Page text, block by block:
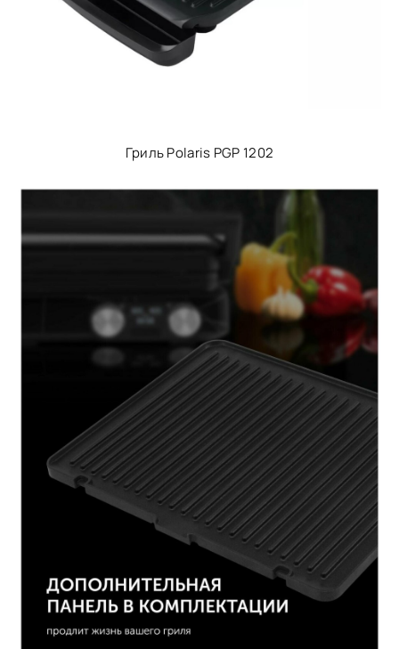
Гриль Polaris PGP 1202